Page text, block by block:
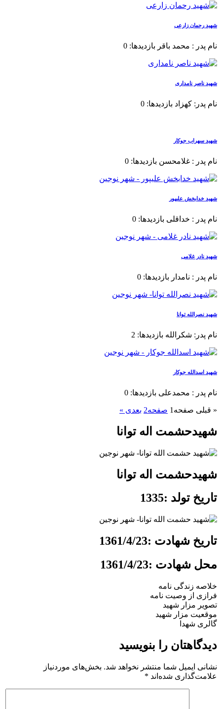
شهید رحمان زارعی
نام پدر : محمد باقر بازدیدها: 0
شهید ناصر نامداری
نام پدر: کهزاد بازدیدها: 0
شهید سهراب جوکار
نام پدر : غلامحسن بازدیدها: 0
شهید خدابخش علیپور
نام پدر : خداقلی بازدیدها: 0
شهید نادر غلامی
نام پدر : نامدار بازدیدها: 0
شهید نصرالله توانا
نام پدر: شکرالله بازدیدها: 2
شهید اسدالله جوکار
نام پدر : محمدعلی بازدیدها: 0
« قبلی صفحه 1 صفحه2 بعدی »
شهیدحشمت اله توانا
شهیدحشمت اله توانا
تاریخ تولد :1335
تاریخ شهادت :1361/4/23
محل شهادت :1361/4/23
خلاصه زندگی نامه
فرازی از وصیت نامه
تصویر مزار شهید
موقعیت مزار شهید
گالری شهدا
دیدگاهتان را بنویسید
نشانی ایمیل شما منتشر نخواهد شد. بخش‌های موردنیاز
علامت‌گذاری شده‌اند *